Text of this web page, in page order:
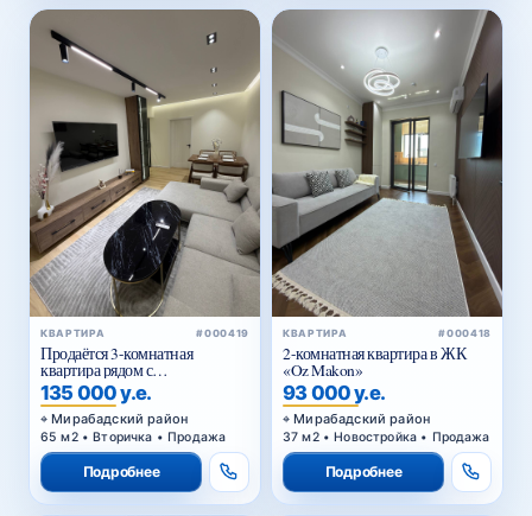
КВАРТИРА #000419
Продаётся 3-комнатная
квартира рядом с
Госпитальным рынком
135 000 у.е.
Мирабадский район
65 м2 • Вторичка • Продажа
Подробнее
КВАРТИРА #000418
2-комнатная квартира в ЖК
«Oz Makon»
93 000 у.е.
Мирабадский район
37 м2 • Новостройка • Продажа
Подробнее